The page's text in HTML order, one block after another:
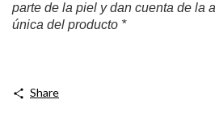
parte de la piel y dan cuenta de la
única del producto *
Share